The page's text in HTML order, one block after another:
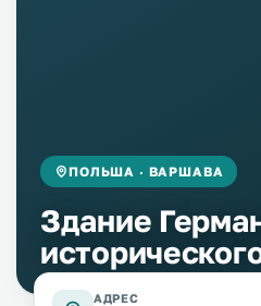
ПОЛЬША · ВАРШАВА
Здание
АДРЕС